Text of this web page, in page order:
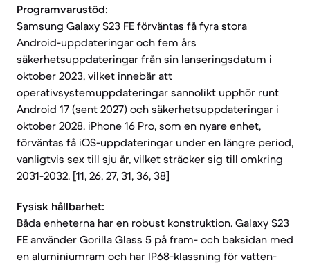
Programvarustöd:
Samsung Galaxy S23 FE förväntas få fyra stora
Android-uppdateringar och fem års
säkerhetsuppdateringar från sin lanseringsdatum i
oktober 2023, vilket innebär att
operativsystemuppdateringar sannolikt upphör runt
Android 17 (sent 2027) och säkerhetsuppdateringar i
oktober 2028. iPhone 16 Pro, som en nyare enhet,
förväntas få iOS-uppdateringar under en längre period,
vanligtvis sex till sju år, vilket sträcker sig till omkring
2031-2032. [11, 26, 27, 31, 36, 38]
Fysisk hållbarhet:
Båda enheterna har en robust konstruktion. Galaxy S23
FE använder Gorilla Glass 5 på fram- och baksidan med
en aluminiumram och har IP68-klassning för vatten-